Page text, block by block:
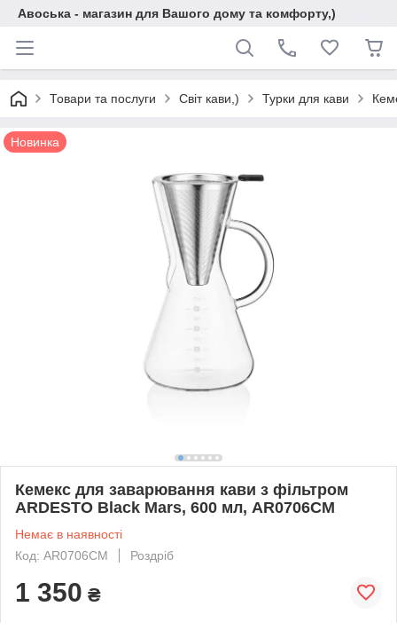
Авоська - магазин для Вашого дому та комфорту,)
Товари та послуги Світ кави,) Турки для кави
Новинка
Кемекс для заварювання кави з фільтром
ARDESTO Black Mars, 600 мл, AR0706CM
Немає в наявності
Код: AR0706CM
Роздріб
1 350 ₴